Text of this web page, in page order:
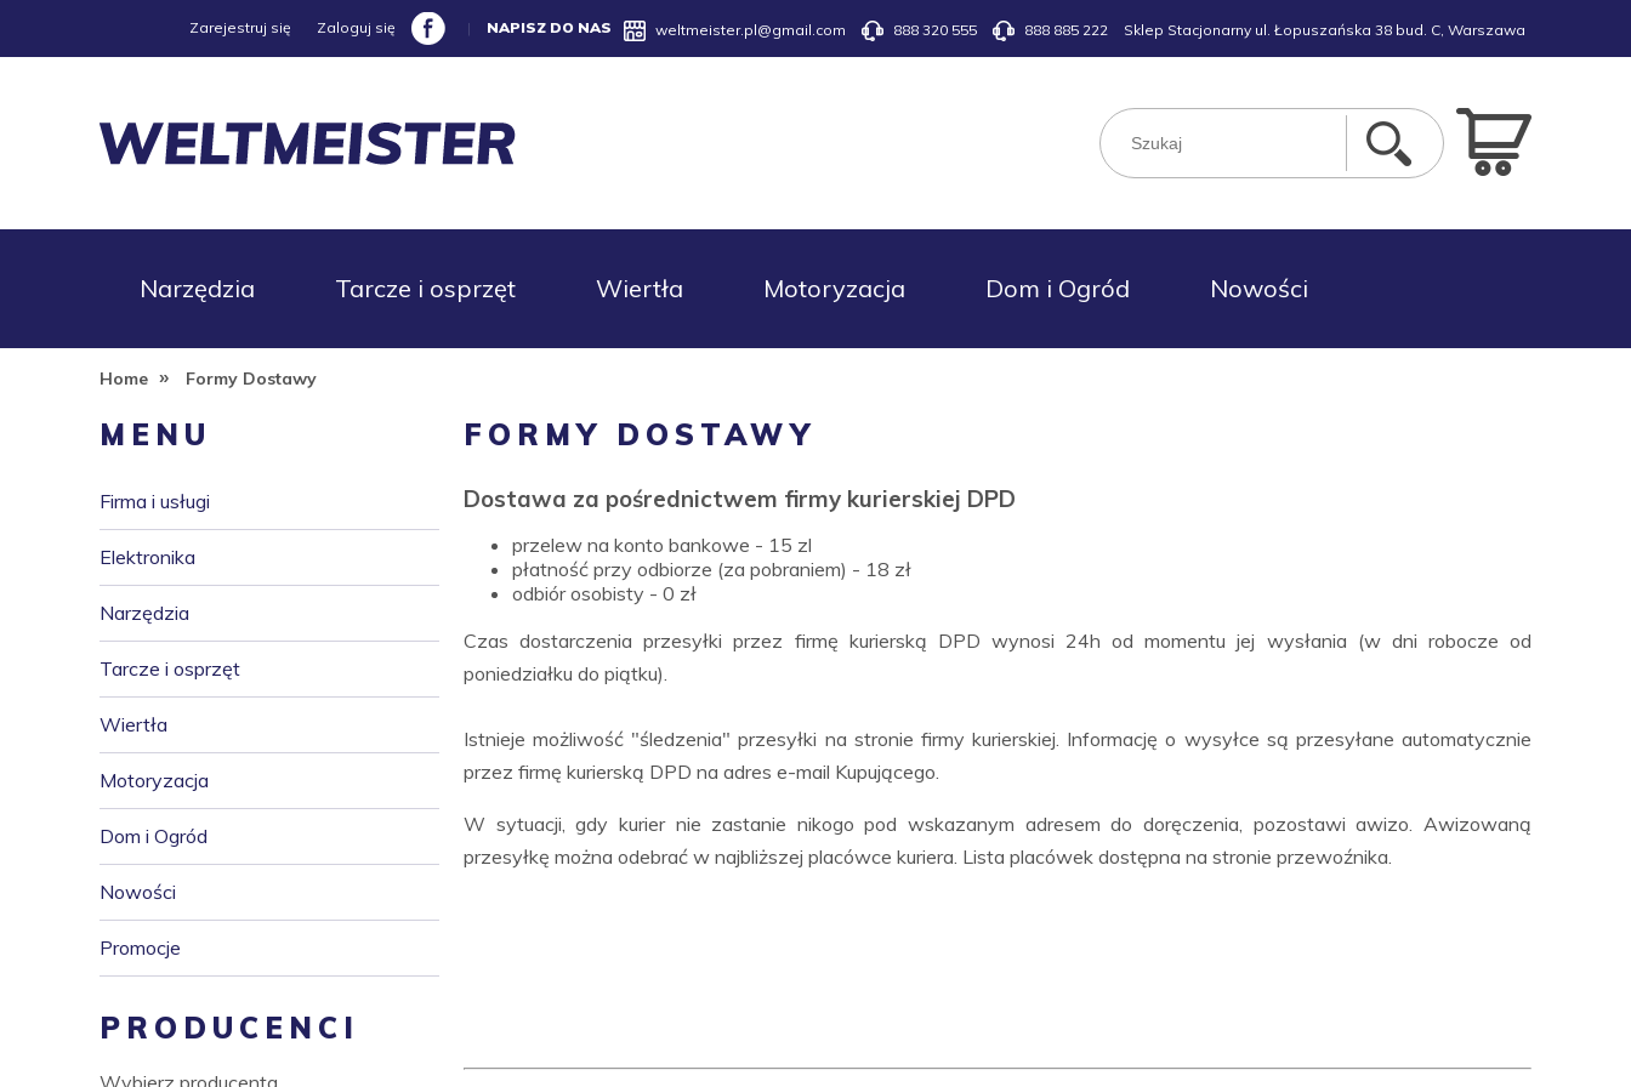
weltmeister.pl@gmail.com 888 320 555 888 885 222 Sklep Stacjonarny ul. Łopuszańska 38 bud. C, Warszawa
Zarejestruj się Zaloguj się | NAPISZ DO NAS
Narzędzia Tarcze i osprzęt Wiertła Motoryzacja Dom i Ogród Nowości
Home » Formy Dostawy
MENU
Firma i usługi
Elektronika
Narzędzia
Tarcze i osprzęt
Wiertła
Motoryzacja
Dom i Ogród
Nowości
Promocje
PRODUCENCI
FORMY DOSTAWY
Dostawa za pośrednictwem firmy kurierskiej DPD
przelew na konto bankowe - 15 zl
płatność przy odbiorze (za pobraniem) - 18 zł
odbiór osobisty - 0 zł
Czas dostarczenia przesyłki przez firmę kurierską DPD wynosi 24h od momentu jej wysłania (w dni robocze od
poniedziałku do piątku).
Istnieje możliwość "śledzenia" przesyłki na stronie firmy kurierskiej. Informację o wysyłce są przesyłane automatycznie
przez firmę kurierską DPD na adres e-mail Kupującego.
W sytuacji, gdy kurier nie zastanie nikogo pod wskazanym adresem do doręczenia, pozostawi awizo. Awizowaną
przesyłkę można odebrać w najbliższej placówce kuriera. Lista placówek dostępna na stronie przewoźnika.